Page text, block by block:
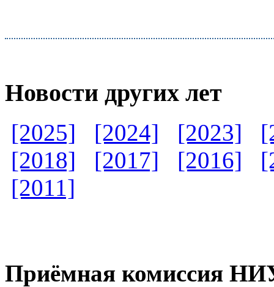
Новости других лет
[2025] [2024] [2023]
[2018]
[2017] [2016]
[2011]
Приёмная комиссия